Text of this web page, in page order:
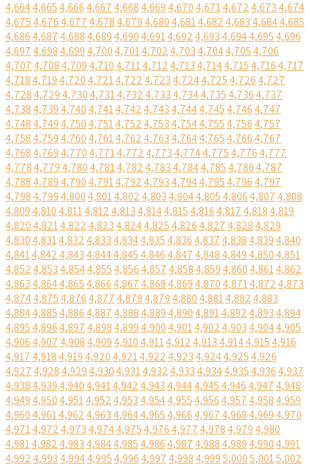
4,6644,6654,6664,6674,6684,6694,6704,6714,6724,6734,674
4,6754,6764,6774,6784,6794,6804,6814,6824,6834,6844,685
4,6864,6874,6884,6894,6904,6914,6924,6934,6944,6954,696
4,6974,6984,6994,7004,7014,7024,7034,7044,7054,706
4,7074,7084,7094,7104,7114,7124,7134,7144,7154,7164,717
4,7184,7194,7204,7214,7224,7234,7244,7254,7264,727
4,7284,7294,7304,7314,7324,7334,7344,7354,7364,737
4,7384,7394,7404,7414,7424,7434,7444,7454,7464,747
4,7484,7494,7504,7514,7524,7534,7544,7554,7564,757
4,7584,7594,7604,7614,7624,7634,7644,7654,7664,767
4,7684,7694,7704,7714,7724,7734,7744,7754,7764,777
4,7784,7794,7804,7814,7824,7834,7844,7854,7864,787
4,7884,7894,7904,7914,7924,7934,7944,7954,7964,797
4,7984,7994,8004,8014,8024,8034,8044,8054,8064,8074,808
4,8094,8104,8114,8124,8134,8144,8154,8164,8174,8184,819
4,8204,8214,8224,8234,8244,8254,8264,8274,8284,829
4,8304,8314,8324,8334,8344,8354,8364,8374,8384,8394,840
4,8414,8424,8434,8444,8454,8464,8474,8484,8494,8504,851
4,8524,8534,8544,8554,8564,8574,8584,8594,8604,8614,862
4,8634,8644,8654,8664,8674,8684,8694,8704,8714,8724,873
4,8744,8754,8764,8774,8784,8794,8804,8814,8824,883
4,8844,8854,8864,8874,8884,8894,8904,8914,8924,8934,894
4,8954,8964,8974,8984,8994,9004,9014,9024,9034,9044,905
4,9064,9074,9084,9094,9104,9114,9124,9134,9144,9154,916
4,9174,9184,9194,9204,9214,9224,9234,9244,9254,926
4,9274,9284,9294,9304,9314,9324,9334,9344,9354,9364,937
4,9384,9394,9404,9414,9424,9434,9444,9454,9464,9474,948
4,9494,9504,9514,9524,9534,9544,9554,9564,9574,9584,959
4,9604,9614,9624,9634,9644,9654,9664,9674,9684,9694,970
4,9714,9724,9734,9744,9754,9764,9774,9784,9794,980
4,9814,9824,9834,9844,9854,9864,9874,9884,9894,9904,991
4,9924,9934,9944,9954,9964,9974,9984,9995,0005,0015,002